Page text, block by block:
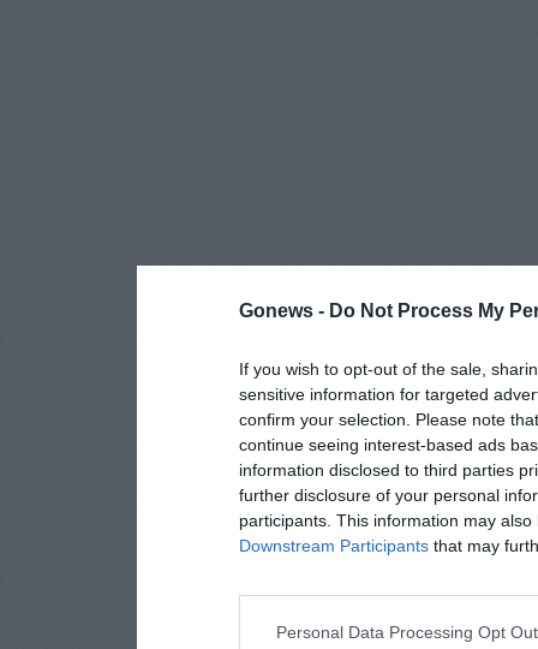
Gonews - Do Not Process My
If you wish to opt-out of the sale,
sensitive information for targeted
confirm your selection. Please note
continue seeing interest-based ads
information disclosed to third parties
further disclosure of your personal
participants. This information may
Downstream Participants that may
Personal Data Processing Opt